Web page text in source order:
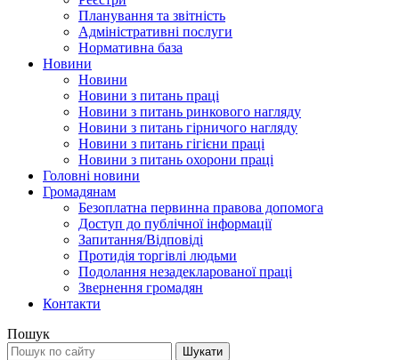
Планування та звітність
Адміністративні послуги
Нормативна база
Новини
Новини
Новини з питань праці
Новини з питань ринкового нагляду
Новини з питань гірничого нагляду
Новини з питань гігієни праці
Новини з питань охорони праці
Головні новини
Громадянам
Безоплатна первинна правова допомога
Доступ до публічної інформації
Запитання/Відповіді
Протидія торгівлі людьми
Подолання незадекларованої праці
Звернення громадян
Контакти
Пошук